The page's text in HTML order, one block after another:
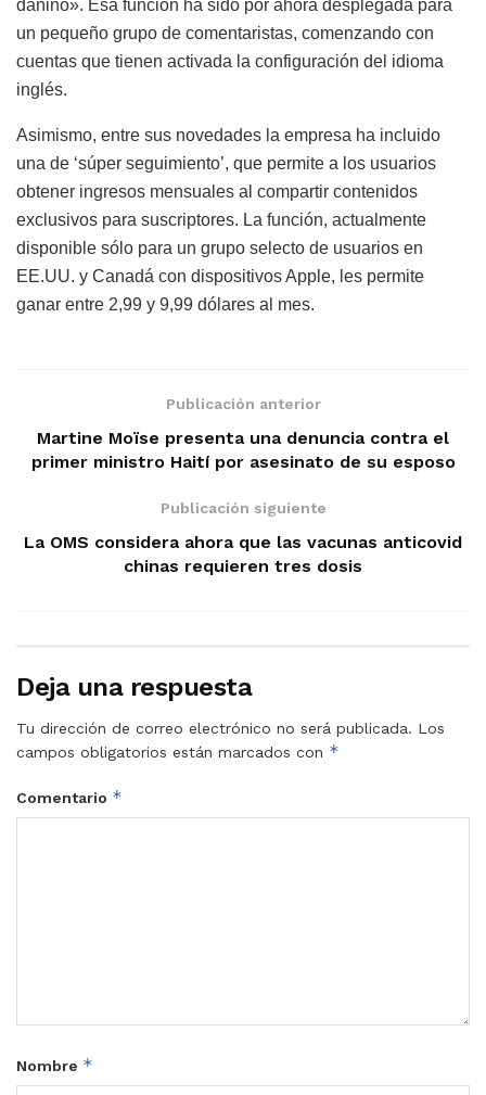
dañino». Esa función ha sido por ahora desplegada para
un pequeño grupo de comentaristas, comenzando con
cuentas que tienen activada la configuración del idioma
inglés.
Asimismo, entre sus novedades la empresa ha incluido
una de ‘súper seguimiento’, que permite a los usuarios
obtener ingresos mensuales al compartir contenidos
exclusivos para suscriptores. La función, actualmente
disponible sólo para un grupo selecto de usuarios en
EE.UU. y Canadá con dispositivos Apple, les permite
ganar entre 2,99 y 9,99 dólares al mes.
Publicación anterior
Martine Moïse presenta una denuncia contra el
primer ministro Haití por asesinato de su esposo
Publicación siguiente
La OMS considera ahora que las vacunas anticovid
chinas requieren tres dosis
Deja una respuesta
Tu dirección de correo electrónico no será publicada. Los
campos obligatorios están marcados con *
Comentario *
Nombre *